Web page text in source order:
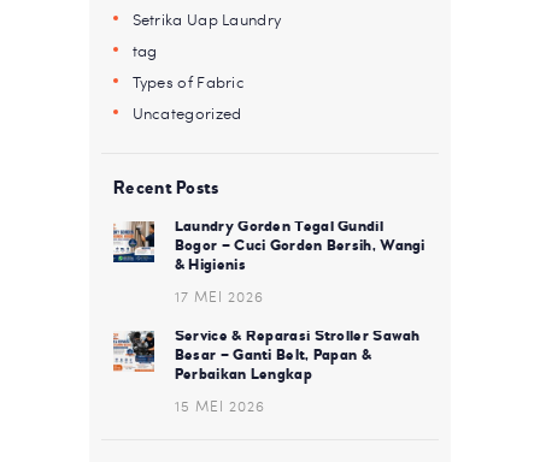
Setrika Uap Laundry
tag
Types of Fabric
Uncategorized
Recent Posts
Laundry Gorden Tegal Gundil
Bogor – Cuci Gorden Bersih, Wangi
& Higienis
17 MEI 2026
Service & Reparasi Stroller Sawah
Besar – Ganti Belt, Papan &
Perbaikan Lengkap
15 MEI 2026